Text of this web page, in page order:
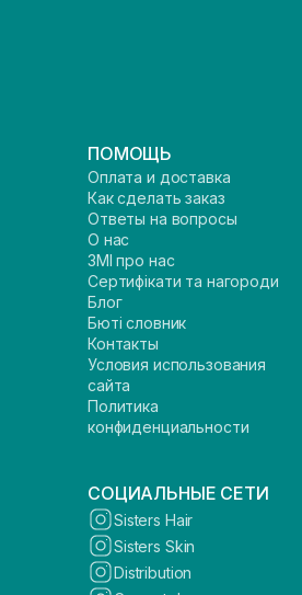
ПОМОЩЬ
Оплата и доставка
Как сделать заказ
Ответы на вопросы
О нас
ЗМІ про нас
Сертифікати та нагороди
Блог
Бюті словник
Контакты
Условия использования
сайта
Политика
конфиденциальности
СОЦИАЛЬНЫЕ СЕТИ
Sisters Hair
Sisters Skin
Distribution